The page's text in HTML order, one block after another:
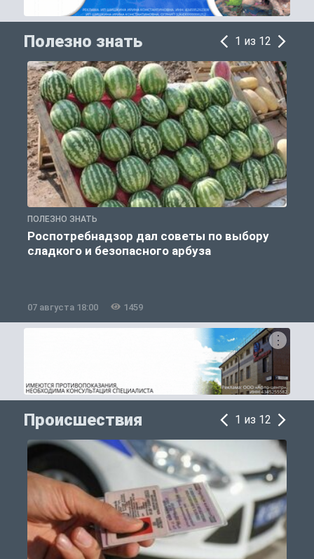
Полезно знать 1 из 12
ПОЛЕЗНО ЗНАТЬ
Роспотребнадзор дал советы по выбору
сладкого и безопасного арбуза
07 августа 18:00 1459
Происшествия 1 из 12